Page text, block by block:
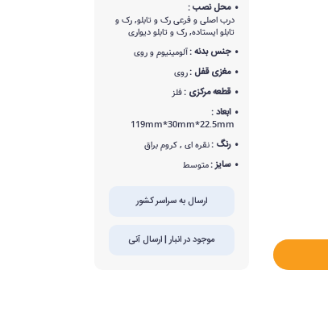
محل نصب :
درب اصلی و فرعی رک و تابلو, رک و
تابلو ایستاده, رک و تابلو دیواری
جنس بدنه :آلومینیوم و روی
مغزی قفل :روی
قطعه مرکزی :فلز
ابعاد :
119mm*30mm*22.5mm
رنگ :نقره ای , کروم براق
سایز :متوسط
ارسال به سراسر کشور
موجود در انبار | ارسال آنی